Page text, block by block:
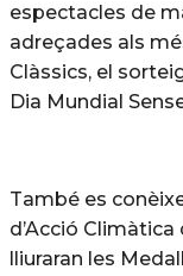
espectacles de
adreçades als
Clàssics, el
Dia Mundial
També es
d’Acció
lliuraran les